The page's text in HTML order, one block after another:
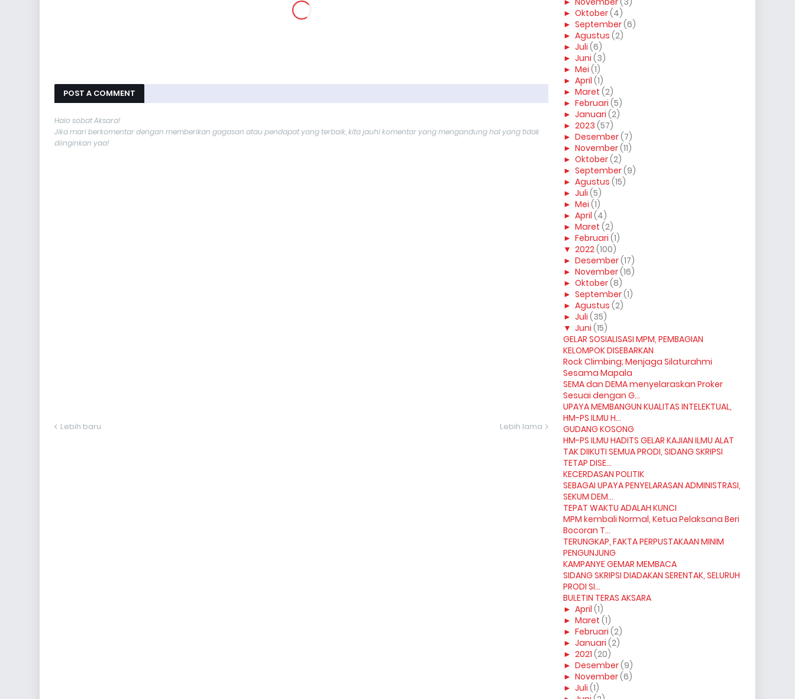
POST A COMMENT
Halo sobat Aksara!
Jika mari berkomentar dengan memberikan gagasan atau pendapat yang terbaik, kita jauhi komentar yang mengandung hal yang tidak
diinginkan yaa!
Lebih baru Lebih lama
► Oktober(4)
► September(6)
► Agustus (2)
► Juli (6)
► Juni (3)
► Mei (1)
► April (1)
► Maret (2)
► Februari (5)
► Januari (2)
► 2023 (57)
► Desember(7)
► November(11)
► Oktober(2)
► September(9)
► Agustus (15)
► Juli (5)
► Mei (1)
► April (4)
► Maret (2)
► Februari (1)
▼ 2022(100)
► Desember(17)
► November(16)
► Oktober(8)
► September(1)
► Agustus (2)
► Juli (35)
▼ Juni (15)
GELAR SOSIALISASI MPM, PEMBAGIAN
KELOMPOK DISEBARKAN
Rock Climbing; Menjaga Silaturahmi
Sesama Mapala
SEMA dan DEMA menyelaraskan Proker
Sesuai dengan G...
UPAYA MEMBANGUN KUALITAS INTELEKTUAL,
HM-PS ILMU H...
GUDANG KOSONG
HM-PS ILMU HADITS GELAR KAJIAN ILMU ALAT
TAK DIIKUTI SEMUA PRODI, SIDANG SKRIPSI
TETAP DISE...
KECERDASAN POLITIK
SEBAGAI UPAYA PENYELARASAN ADMINISTRASI,
SEKUM DEM...
TEPAT WAKTU ADALAH KUNCI
MPM kembali Normal, Ketua Pelaksana Beri
Bocoran T...
TERUNGKAP, FAKTA PERPUSTAKAAN MINIM
PENGUNJUNG
KAMPANYE GEMAR MEMBACA
SIDANG SKRIPSI DIADAKAN SERENTAK, SELURUH
PRODI SI...
BULETIN TERAS AKSARA
► April (1)
► Maret (1)
► Februari (2)
► Januari (2)
► 2021 (20)
► Desember(9)
► November(6)
► Juli (1)